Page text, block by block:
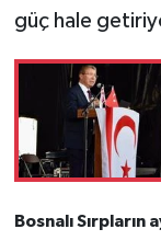
güç hale
Bosnalı Sırpların